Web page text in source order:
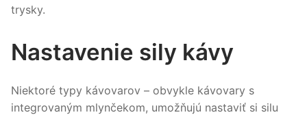
trysky.
Nastavenie sily kávy
Niektoré typy kávovarov – obvykle kávovary s
integrovaným mlynčekom, umožňujú nastaviť si silu